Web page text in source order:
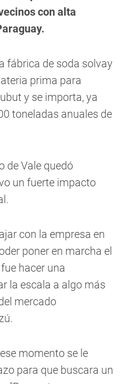
con alta
fábrica de soda solvay
prima para
y se importa, ya
toneladas anuales de
de Vale quedó
un fuerte impacto
con la empresa en
poner en marcha el
hacer una
la escala a algo más
mercado
momento se le
para que buscara un